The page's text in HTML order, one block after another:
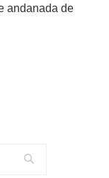
andanada de